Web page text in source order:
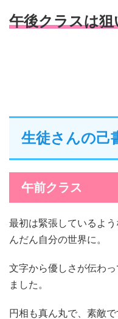
午後クラスは狙
生徒さんの己
午前クラス
最初は緊張しているよ
んだん自分の世界に。
文字から優しさが伝わ
ました。
円相も真ん丸で、素敵で